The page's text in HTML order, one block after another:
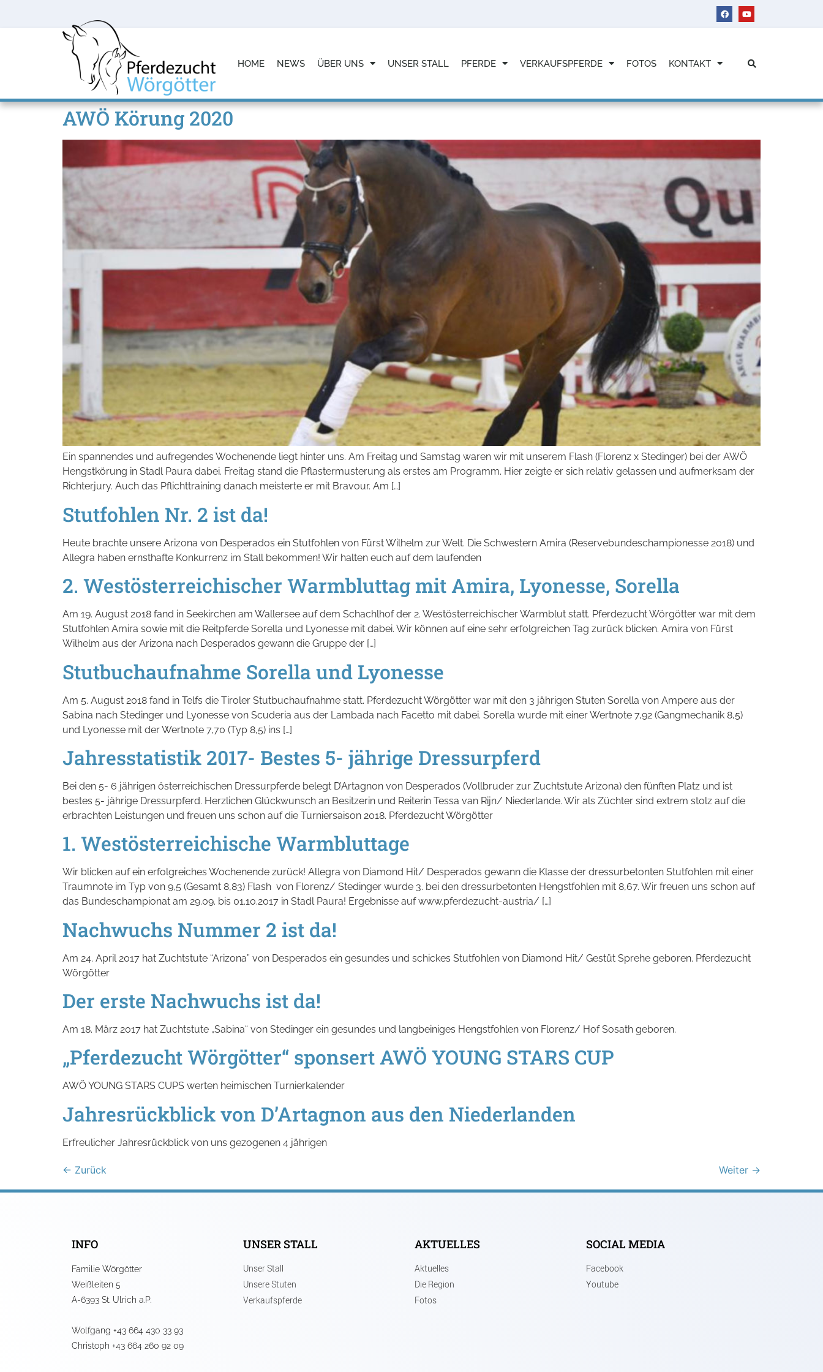
HOME NEWS ÜBER UNS UNSER STALL PFERDE VERKAUFSPFERDE FOTOS KONTAKT
AWÖ Körung 2020
Ein spannendes und aufregendes Wochenende liegt hinter uns. Am Freitag und Samstag waren wir mit unserem Flash (Florenz x Stedinger) bei der AWÖ
Hengstkörung in Stadl Paura dabei. Freitag stand die Pflastermusterung als erstes am Programm. Hier zeigte er sich relativ gelassen und aufmerksam der
Richterjury. Auch das Pflichttraining danach meisterte er mit Bravour. Am […]
Stutfohlen Nr. 2 ist da!
Heute brachte unsere Arizona von Desperados ein Stutfohlen von Fürst Wilhelm zur Welt. Die Schwestern Amira (Reservebundeschampionesse 2018) und
Allegra haben ernsthafte Konkurrenz im Stall bekommen! Wir halten euch auf dem laufenden
2. Westösterreichischer Warmbluttag mit Amira, Lyonesse, Sorella
Am 19. August 2018 fand in Seekirchen am Wallersee auf dem Schachlhof der 2. Westösterreichischer Warmblut statt. Pferdezucht Wörgötter war mit dem
Stutfohlen Amira sowie mit die Reitpferde Sorella und Lyonesse mit dabei. Wir können auf eine sehr erfolgreichen Tag zurück blicken. Amira von Fürst
Wilhelm aus der Arizona nach Desperados gewann die Gruppe der […]
Stutbuchaufnahme Sorella und Lyonesse
Am 5. August 2018 fand in Telfs die Tiroler Stutbuchaufnahme statt. Pferdezucht Wörgötter war mit den 3 jährigen Stuten Sorella von Ampere aus der
Sabina nach Stedinger und Lyonesse von Scuderia aus der Lambada nach Facetto mit dabei. Sorella wurde mit einer Wertnote 7,92 (Gangmechanik 8,5)
und Lyonesse mit der Wertnote 7,70 (Typ 8,5) ins […]
Jahresstatistik 2017- Bestes 5- jährige Dressurpferd
Bei den 5- 6 jährigen österreichischen Dressurpferde belegt D’Artagnon von Desperados (Vollbruder zur Zuchtstute Arizona) den fünften Platz und ist
bestes 5- jährige Dressurpferd. Herzlichen Glückwunsch an Besitzerin und Reiterin Tessa van Rijn/ Niederlande. Wir als Züchter sind extrem stolz auf die
erbrachten Leistungen und freuen uns schon auf die Turniersaison 2018. Pferdezucht Wörgötter
1. Westösterreichische Warmbluttage
Wir blicken auf ein erfolgreiches Wochenende zurück! Allegra von Diamond Hit/ Desperados gewann die Klasse der dressurbetonten Stutfohlen mit einer
Traumnote im Typ von 9,5 (Gesamt 8,83) Flash von Florenz/ Stedinger wurde 3. bei den dressurbetonten Hengstfohlen mit 8,67. Wir freuen uns schon auf
das Bundeschampionat am 29.09. bis 01.10.2017 in Stadl Paura! Ergebnisse auf www.pferdezucht-austria/ […]
Nachwuchs Nummer 2 ist da!
Am 24. April 2017 hat Zuchtstute “Arizona” von Desperados ein gesundes und schickes Stutfohlen von Diamond Hit/ Gestüt Sprehe geboren. Pferdezucht
Wörgötter
Der erste Nachwuchs ist da!
Am 18. März 2017 hat Zuchtstute „Sabina“ von Stedinger ein gesundes und langbeiniges Hengstfohlen von Florenz/ Hof Sosath geboren.
„Pferdezucht Wörgötter“ sponsert AWÖ YOUNG STARS CUP
AWÖ YOUNG STARS CUPS werten heimischen Turnierkalender
Jahresrückblick von D’Artagnon aus den Niederlanden
Erfreulicher Jahresrückblick von uns gezogenen 4 jährigen
← Zurück Weiter →
INFO
Familie Wörgötter
Weißleiten 5
A-6393 St. Ulrich a.P.
Wolfgang +43 664 430 33 93
Christoph +43 664 260 92 09
UNSER STALL
Unser Stall
Unsere Stuten
Verkaufspferde
AKTUELLES
Aktuelles
Die Region
Fotos
SOCIAL MEDIA
Facebook
Youtube